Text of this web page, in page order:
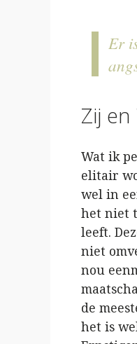
Er
Zij en
Wat ik
elitair
wel in
het niet
leeft.
niet
nou
de
het is